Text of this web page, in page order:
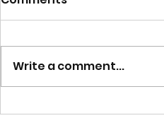
Write a comment...